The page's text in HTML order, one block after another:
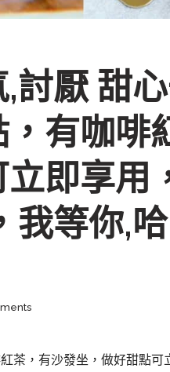
厭 甜
有咖啡
即享用
我等你,
茶，有沙發坐，做好甜點